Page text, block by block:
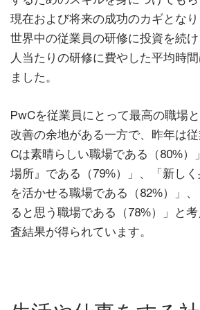
現在および将来の成功のカギとな
世界中の従業員の研修に投資を続
人当たりの研修に費やした平均時
ました。
PwCを従業員にとって最高の職場
改善の余地がある一方で、昨年は
Cは素晴らしい職場である（80%）
場所』である（79%）」、「新し
を活かせる職場である（82%）」
ると思う職場である（78%）」と
査結果が得られています。